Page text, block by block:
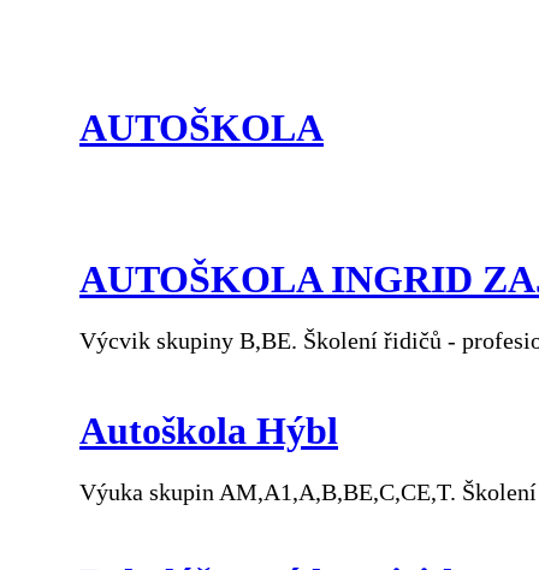
AUTOŠKOLA
AUTOŠKOLA INGRID
Výcvik skupiny B,BE. Školení řidičů -
Autoškola Hýbl
Výuka skupin AM,A1,A,B,BE,C,CE,T.